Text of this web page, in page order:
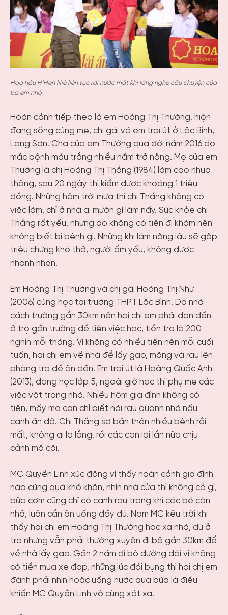
Hoa hậu H’Hen Niê liên tục rơi nước mắt khi lắng nghe câu chuyện của
ba em nhỏ
Hoàn cảnh tiếp theo là em Hoàng Thị Thường, hiện
đang sống cùng mẹ, chị gái và em trai út ở Lộc Bình,
Lạng Sơn. Cha của em Thường qua đời năm 2016 do
mắc bệnh máu trắng nhiều năm trở nặng. Mẹ của em
Thường là chị Hoàng Thị Thắng (1984) làm cạo nhựa
thông, sau 20 ngày thì kiếm được khoảng 1 triệu
đồng. Những hôm trời mưa thì chị Thắng không có
việc làm, chỉ ở nhà ai mướn gì làm nấy. Sức khỏe chị
Thắng rất yếu, nhưng do không có tiền đi khám nên
không biết bị bệnh gì. Những khi làm nặng lâu sẽ gặp
triệu chứng khó thở, người ốm yếu, không được
nhanh nhẹn.
Em Hoàng Thị Thường và chị gái Hoàng Thị Như
(2006) cùng học tại trường THPT Lộc Bình. Do nhà
cách trường gần 30km nên hai chị em phải dọn đến
ở trọ gần trường để tiện việc học, tiền trọ là 200
nghìn mỗi tháng. Vì không có nhiều tiền nên mỗi cuối
tuần, hai chị em về nhà để lấy gạo, măng và rau lên
phòng trọ để ăn dần. Em trai út là Hoàng Quốc Anh
(2013), đang học lớp 5, ngoài giờ học thì phụ mẹ các
việc vặt trong nhà. Nhiều hôm gia đình không có
tiền, mấy mẹ con chỉ biết hái rau quanh nhà nấu
canh ăn đỡ. Chị Thắng sợ bản thân nhiều bệnh rồi
mất, không ai lo lắng, rồi các con lại lần nữa chịu
cảnh mồ côi.
MC Quyền Linh xúc động vì thấy hoàn cảnh gia đình
nào cũng quá khó khăn, nhìn nhà cửa thì không có gì,
bữa cơm cũng chỉ có canh rau trong khi các bé còn
nhỏ, luôn cần ăn uống đầy đủ. Nam MC kêu trời khi
thấy hai chị em Hoàng Thị Thường học xa nhà, dù ở
trọ nhưng vẫn phải thường xuyên đi bộ gần 30km để
về nhà lấy gạo. Gần 2 năm đi bộ đường dài vì không
có tiền mua xe đạp, những lúc đói bụng thì hai chị em
đành phải nhịn hoặc uống nước qua bữa là điều
khiến MC Quyền Linh vô cùng xót xa.